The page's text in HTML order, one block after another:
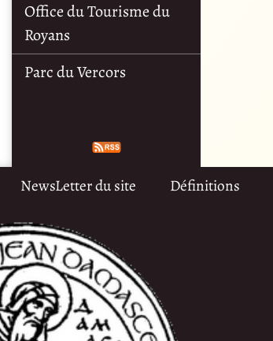
Office du Tourisme du
Royans
Parc du Vercors
NewsLetter du site Définitions